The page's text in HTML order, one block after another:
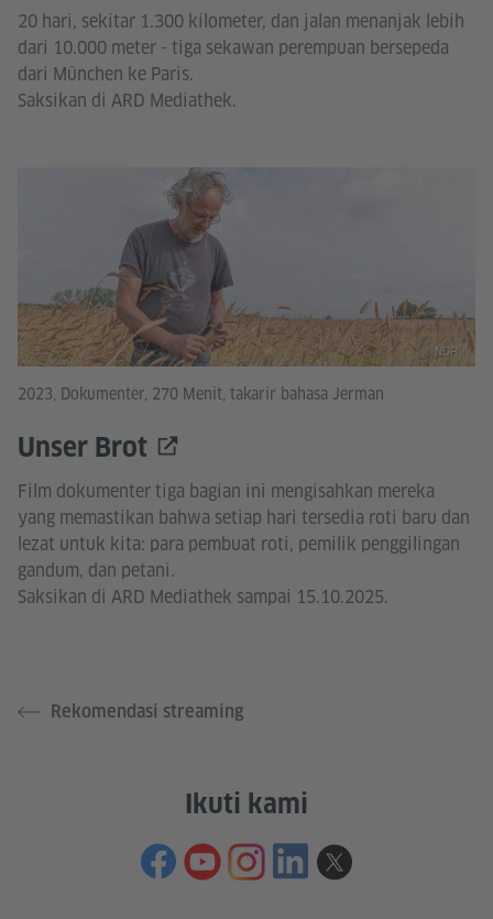
20 hari, sekitar 1.300 kilometer, dan jalan menanjak lebih
dari 10.000 meter - tiga sekawan perempuan bersepeda
dari München ke Paris.
Saksikan di ARD Mediathek.
2023, Dokumenter, 270 Menit, takarir bahasa Jerman
Unser Brot
Film dokumenter tiga bagian ini mengisahkan mereka
yang memastikan bahwa setiap hari tersedia roti baru dan
lezat untuk kita: para pembuat roti, pemilik penggilingan
gandum, dan petani.
Saksikan di ARD Mediathek sampai 15.10.2025.
© NDR
Rekomendasi streaming
Ikuti kami